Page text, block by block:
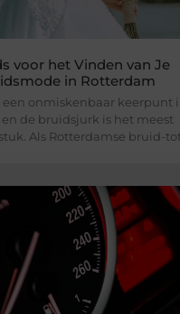
voor het Vinden van Je
in Rotterdam
een onmiskenbaar keerpunt
de bruidsjurk is het meest
Als Rotterdamse bruid-